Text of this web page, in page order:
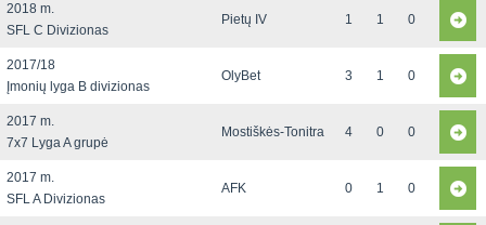
2018 m.
SFL C Divizionas
Pietų IV 1 1 0
2017/18
Įmonių lyga B divizionas
OlyBet 3 1 0
2017 m.
7x7 Lyga A grupė
Mostiškės-Tonitra 4 0 0
2017 m.
SFL A Divizionas
AFK 0 1 0